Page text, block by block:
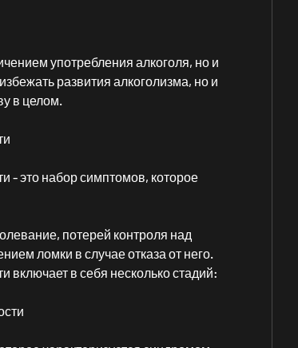
употребления алкоголя, но и
развития алкоголизма, но и
в целом.
- это набор симптомов, которое
потерей контроля над
ломки в случае отказа от него.
включает в себя несколько стадий: